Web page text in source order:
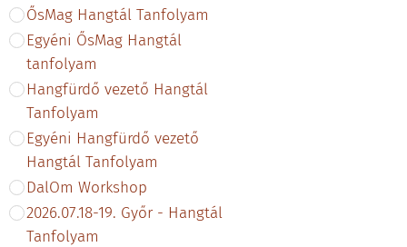
ŐsMag Hangtál Tanfolyam
Egyéni ŐsMag Hangtál
tanfolyam
Hangfürdő vezető Hangtál
Tanfolyam
Egyéni Hangfürdő vezető
Hangtál Tanfolyam
DalOm Workshop
2026.07.18-19. Győr - Hangtál
Tanfolyam